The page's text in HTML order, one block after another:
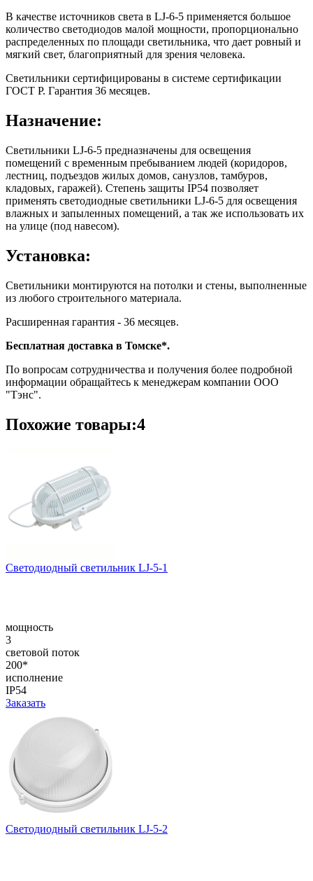
В качестве источников света в LJ-6-5 применяется большое
количество светодиодов малой мощности, пропорционально
распределенных по площади светильника, что дает ровный и
мягкий свет, благоприятный для зрения человека.
Светильники сертифицированы в системе сертификации
ГОСТ Р. Гарантия 36 месяцев.
Назначение:
Светильники LJ-6-5 предназначены для освещения
помещений с временным пребыванием людей (коридоров,
лестниц, подъездов жилых домов, санузлов, тамбуров,
кладовых, гаражей). Степень защиты IP54 позволяет
применять светодиодные светильники LJ-6-5 для освещения
влажных и запыленных помещений, а так же использовать их
на улице (под навесом).
Установка:
Светильники монтируются на потолки и стены, выполненные
из любого строительного материала.
Расширенная гарантия - 36 месяцев.
Бесплатная доставка в Томске*.
По вопросам сотрудничества и получения более подробной
информации обращайтесь к менеджерам компании ООО
"Тэнс".
Похожие товары:4
Светодиодный светильник LJ-5-1
мощность
3
световой поток
200*
исполнение
IP54
Заказать
Светодиодный светильник LJ-5-2